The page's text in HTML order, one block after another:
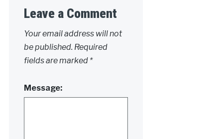
Leave a Comment
Your email address will not
be published. Required
fields are marked *
Message: